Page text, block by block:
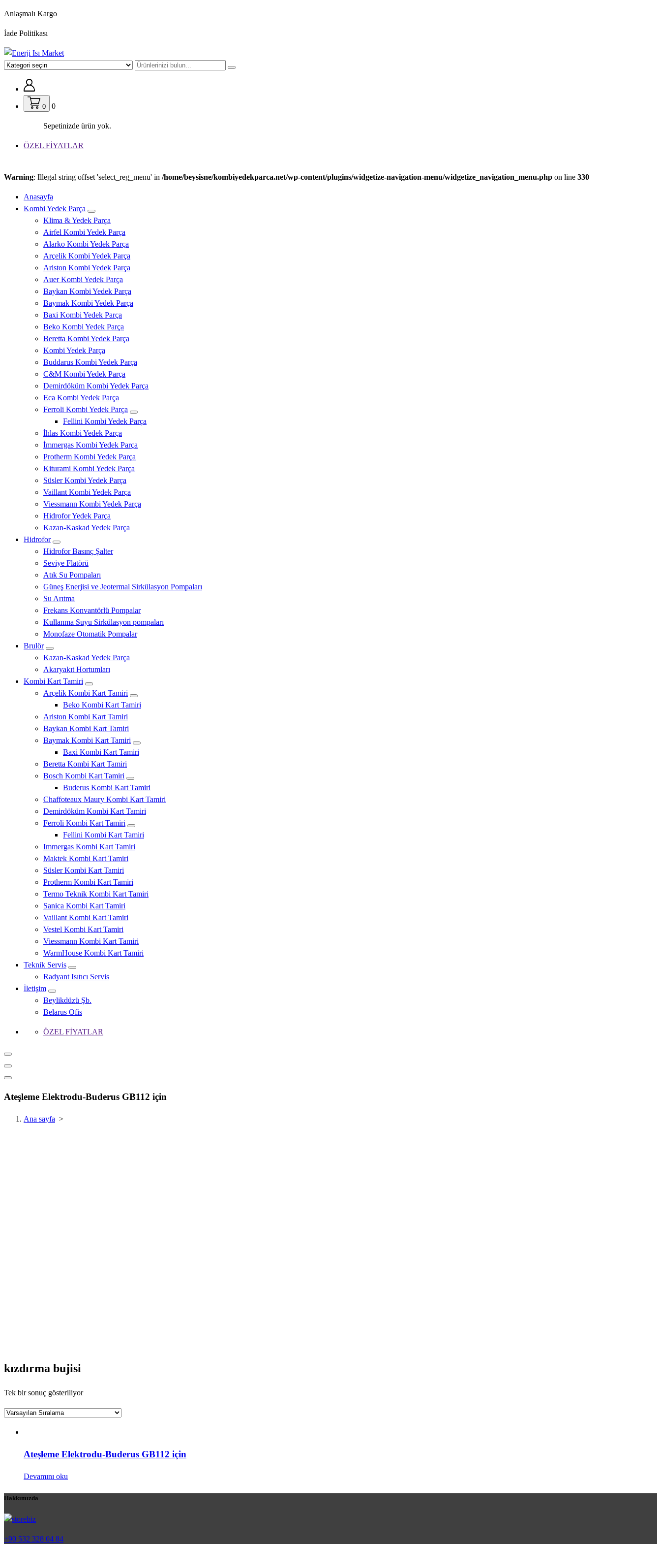
İçeriğe
Anlaşmalı Kargo
İade Politikası
0 0
Sepetinizde ürün yok.
ÖZEL FİYATLAR
Warning: Illegal string offset 'select_reg_menu' in /home/beysisne/kombiyedekparca.net/wp-content/plugins/widgetize-navigation-menu/widgetize_navigation_menu.php on line 330
Anasayfa
Kombi Yedek Parça
Klima & Yedek Parça
Airfel Kombi Yedek Parça
Alarko Kombi Yedek Parça
Arçelik Kombi Yedek Parça
Ariston Kombi Yedek Parça
Auer Kombi Yedek Parça
Baykan Kombi Yedek Parça
Baymak Kombi Yedek Parça
Baxi Kombi Yedek Parça
Beko Kombi Yedek Parça
Beretta Kombi Yedek Parça
Kombi Yedek Parça
Buddarus Kombi Yedek Parça
C&M Kombi Yedek Parça
Demirdöküm Kombi Yedek Parça
Eca Kombi Yedek Parça
Ferroli Kombi Yedek Parça
Fellini Kombi Yedek Parça
İhlas Kombi Yedek Parça
İmmergas Kombi Yedek Parça
Protherm Kombi Yedek Parça
Kiturami Kombi Yedek Parça
Süsler Kombi Yedek Parça
Vaillant Kombi Yedek Parça
Viessmann Kombi Yedek Parça
Hidrofor Yedek Parça
Kazan-Kaskad Yedek Parça
Hidrofor
Hidrofor Basınç Şalter
Seviye Flatörü
Atık Su Pompaları
Güneş Enerjisi ve Jeotermal Sirkülasyon Pompaları
Su Arıtma
Frekans Konvantörlü Pompalar
Kullanma Suyu Sirkülasyon pompaları
Monofaze Otomatik Pompalar
Brulör
Kazan-Kaskad Yedek Parça
Akaryakıt Hortumları
Kombi Kart Tamiri
Arçelik Kombi Kart Tamiri
Beko Kombi Kart Tamiri
Ariston Kombi Kart Tamiri
Baykan Kombi Kart Tamiri
Baymak Kombi Kart Tamiri
Baxi Kombi Kart Tamiri
Beretta Kombi Kart Tamiri
Bosch Kombi Kart Tamiri
Buderus Kombi Kart Tamiri
Chaffoteaux Maury Kombi Kart Tamiri
Demirdöküm Kombi Kart Tamiri
Ferroli Kombi Kart Tamiri
Fellini Kombi Kart Tamiri
Immergas Kombi Kart Tamiri
Maktek Kombi Kart Tamiri
Süsler Kombi Kart Tamiri
Protherm Kombi Kart Tamiri
Termo Teknik Kombi Kart Tamiri
Sanica Kombi Kart Tamiri
Vaillant Kombi Kart Tamiri
Vestel Kombi Kart Tamiri
Viessmann Kombi Kart Tamiri
WarmHouse Kombi Kart Tamiri
Teknik Servis
Radyant Isıtıcı Servis
İletişim
Beylikdüzü Şb.
Belarus Ofis
ÖZEL FİYATLAR
Ateşleme Elektrodu-Buderus GB112 için
Ana sayfa >
kızdırma bujisi
Tek bir sonuç gösteriliyor
Ateşleme Elektrodu-Buderus GB112 için
Devamını oku
Hakkımızda
+90 532 328 04 84